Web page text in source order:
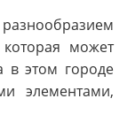
может
в этом городе
элементами,